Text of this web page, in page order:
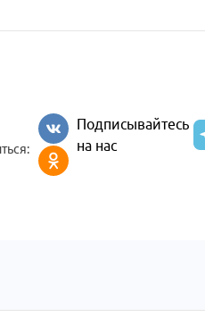
Подписывайтесь
на нас